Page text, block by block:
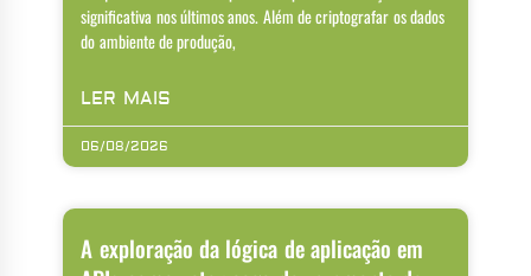
significativa nos últimos anos. Além de criptografar os dados
do ambiente de produção,
LER MAIS
06/08/2026
A exploração da lógica de aplicação em